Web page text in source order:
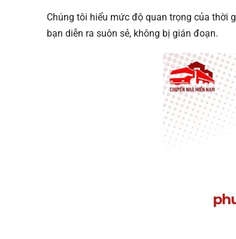
Chúng tôi hiểu mức độ quan trọng của thời
bạn diễn ra suôn sẻ, không bị gián đoạn.